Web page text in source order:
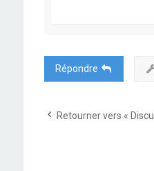
Répondre
Retourner vers «